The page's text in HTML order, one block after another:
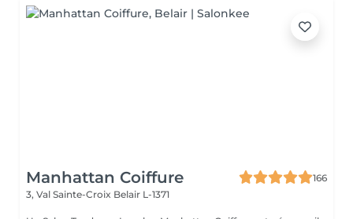
Manhattan Coiffure
166
3, Val Sainte-Croix Belair L-1371